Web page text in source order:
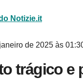
Notizie.it
de 2025 às
trágico e